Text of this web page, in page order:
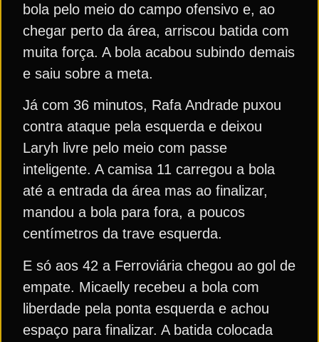
bola pelo meio do campo ofensivo e, ao
chegar perto da área, arriscou batida com
muita força. A bola acabou subindo demais
e saiu sobre a meta.
Já com 36 minutos, Rafa Andrade puxou
contra ataque pela esquerda e deixou
Laryh livre pelo meio com passe
inteligente. A camisa 11 carregou a bola
até a entrada da área mas ao finalizar,
mandou a bola para fora, a poucos
centímetros da trave esquerda.
E só aos 42 a Ferroviária chegou ao gol de
empate. Micaelly recebeu a bola com
liberdade pela ponta esquerda e achou
espaço para finalizar. A batida colocada